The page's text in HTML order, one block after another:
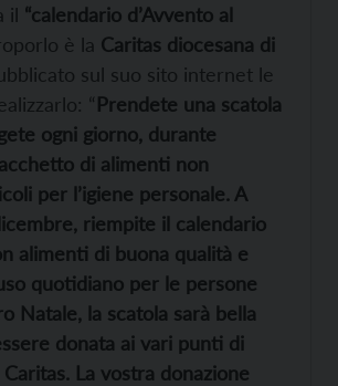
il “calendario d’Avvento al
è la Caritas diocesana di
sul suo sito internet le
“Prendete una scatola
ogni giorno, durante
di alimenti non
per l’igiene personale. A
riempite il calendario
alimenti di buona qualità e
quotidiano per le persone
Natale, la scatola sarà bella
donata ai vari punti di
La vostra donazione